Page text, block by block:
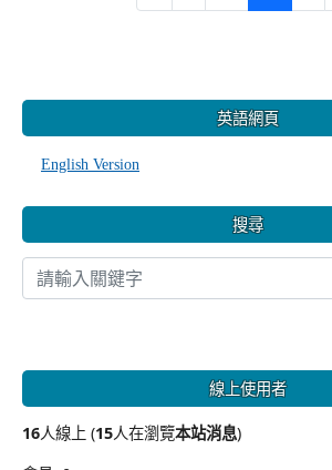
英語網頁
English Version
搜尋
線上使用者
16人線上 (15人在瀏覽本站消息)